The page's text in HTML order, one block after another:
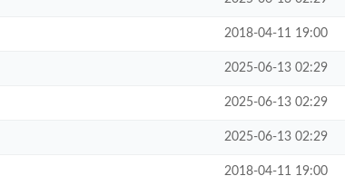
2018-04-11 19:00
2025-06-13 02:29
2025-06-13 02:29
2025-06-13 02:29
2018-04-11 19:00